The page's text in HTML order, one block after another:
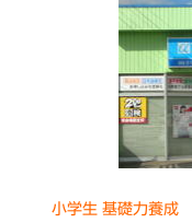
小学生 基礎力養成